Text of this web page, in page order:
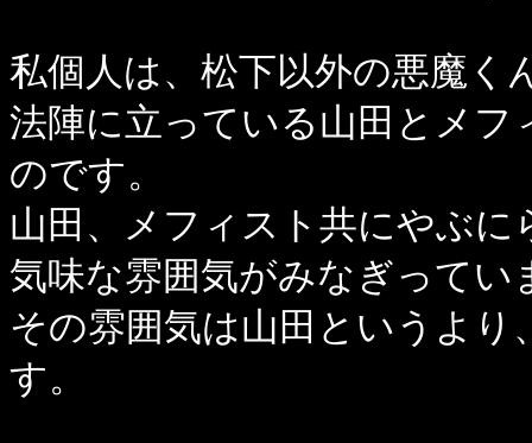
私個人は、松下以外の悪魔く
法陣に立っている山田とメ
のです。
山田、メフィスト共にやぶ
気味な雰囲気がみなぎってい
その雰囲気は山田というよ
す。